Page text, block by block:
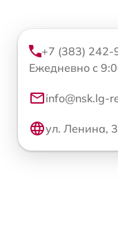
+7 (383) 242-
Ежедневно с
info@nsk.lg-
ул. Ленина, 3